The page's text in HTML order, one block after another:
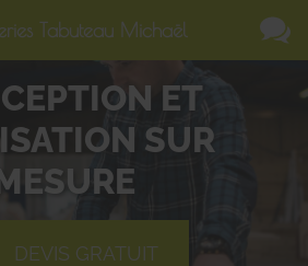
ET
SUR
MESURE
DEVIS GRATUIT
Tabuteau Michaël